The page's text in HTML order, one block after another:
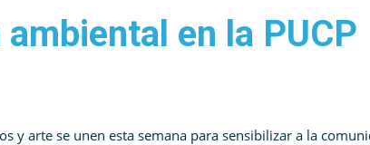
ambiental en la PUCP
y arte se unen esta semana para sensibilizar a la